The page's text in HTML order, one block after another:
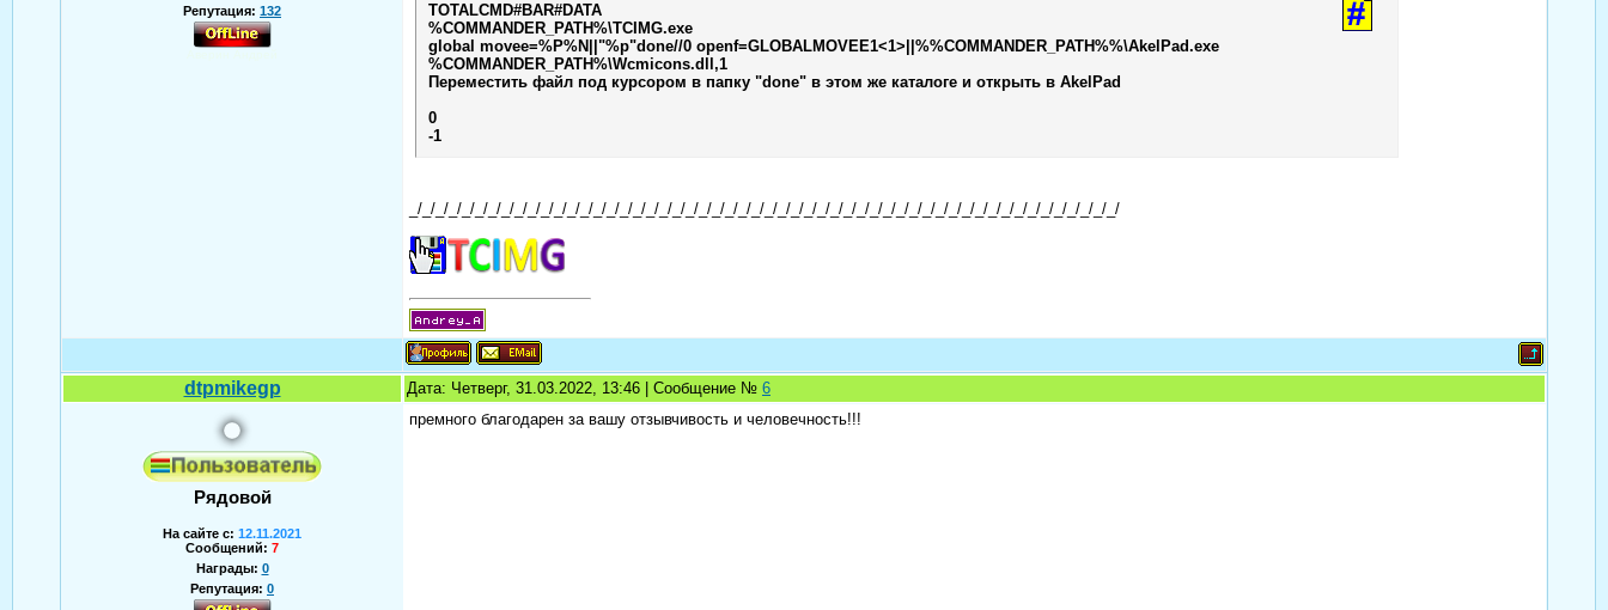
Репутация: 132
TOTALCMD#BAR#DATA
%COMMANDER_PATH%\TCIMG.exe
global movee=%P%N||"%p"done//0 openf=GLOBALMOVEE1<1>||%%COMMANDER_PATH%%\AkelPad.exe
%COMMANDER_PATH%\Wcmicons.dll,1
Переместить файл под курсором в папку "done" в этом же каталоге и открыть в AkelPad
0
-1
_/_/_/_/_/_/_/_/_/_/_/_/_/_/_/_/_/_/_/_/_/_/_/_/_/_/_/_/_/_/_/_/_/_/_/_/_/_/_/_/_/_/_/_/_/_/_/_/_/_/_/_/_/_/
dtpmikegp Дата: Четверг, 31.03.2022, 13:46 | Сообщение № 6
Рядовой
На сайте с: 12.11.2021
Сообщений: 7
Награды: 0
Репутация: 0
премного благодарен за вашу отзывчивость и человечность!!!